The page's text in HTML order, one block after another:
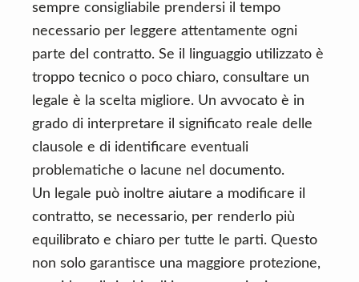
sempre consigliabile prendersi il tempo
necessario per leggere attentamente ogni
parte del contratto. Se il linguaggio utilizzato è
troppo tecnico o poco chiaro, consultare un
legale è la scelta migliore. Un avvocato è in
grado di interpretare il significato reale delle
clausole e di identificare eventuali
problematiche o lacune nel documento.
Un legale può inoltre aiutare a modificare il
contratto, se necessario, per renderlo più
equilibrato e chiaro per tutte le parti. Questo
non solo garantisce una maggiore protezione,